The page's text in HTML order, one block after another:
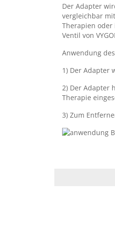
Eingabe der Artikelnummer
Gebrauchsanweisung
Der Adapter
vergleichbar
Therapien oder
Ventil von
Anwendung
1) Der Adapter
2) Der Adapter
Therapie
3) Zum